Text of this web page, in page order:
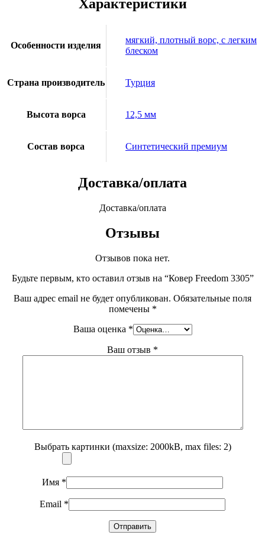
Характеристики
Особенности изделия
мягкий, плотный ворс, с легким
блеском
Страна производитель Турция
Высота ворса 12,5 мм
Состав ворса Синтетический премиум
Доставка/оплата
Доставка/оплата
Отзывы
Отзывов пока нет.
Будьте первым, кто оставил отзыв на “Ковер Freedom 3305”
Ваш адрес email не будет опубликован. Обязательные поля
помечены *
Ваша оценка *
Ваш отзыв *
Выбрать картинки (maxsize: 2000kB, max files: 2)
Имя *
Email *